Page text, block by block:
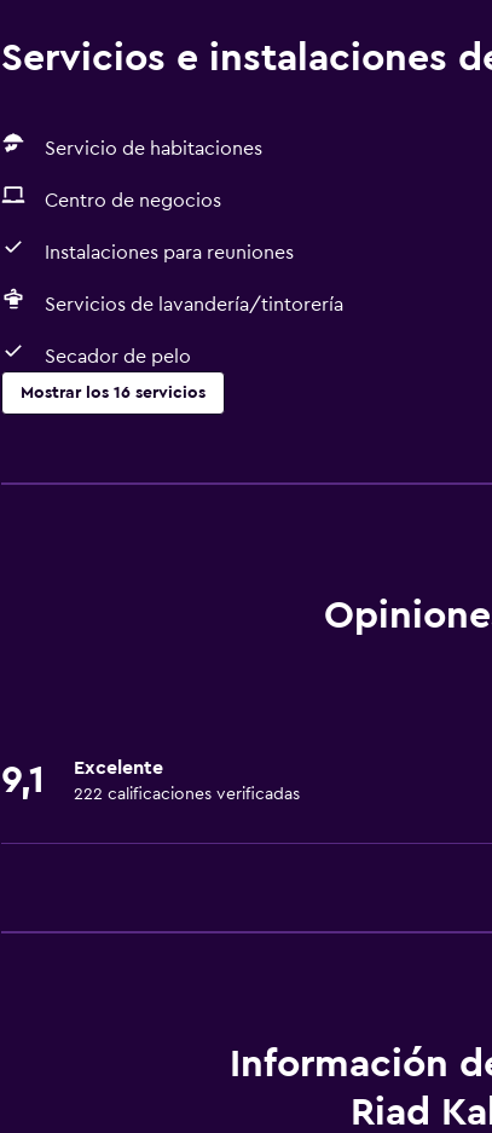
Servicios e instalaciones
Servicio de habitaciones
Centro de negocios
Instalaciones para reuniones
Servicios de lavandería/tintorería
Secador de pelo
Mostrar los 16 servicios
Servicio de habitaciones
9,1 Excelente
222 calificaciones verificadas
Información
Riad